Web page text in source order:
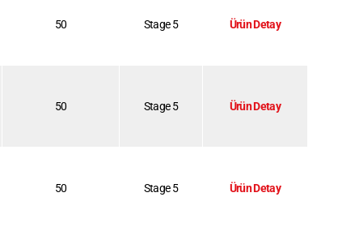
50 Stage 5 Ürün Detay
50 Stage 5 Ürün Detay
50 Stage 5 Ürün Detay